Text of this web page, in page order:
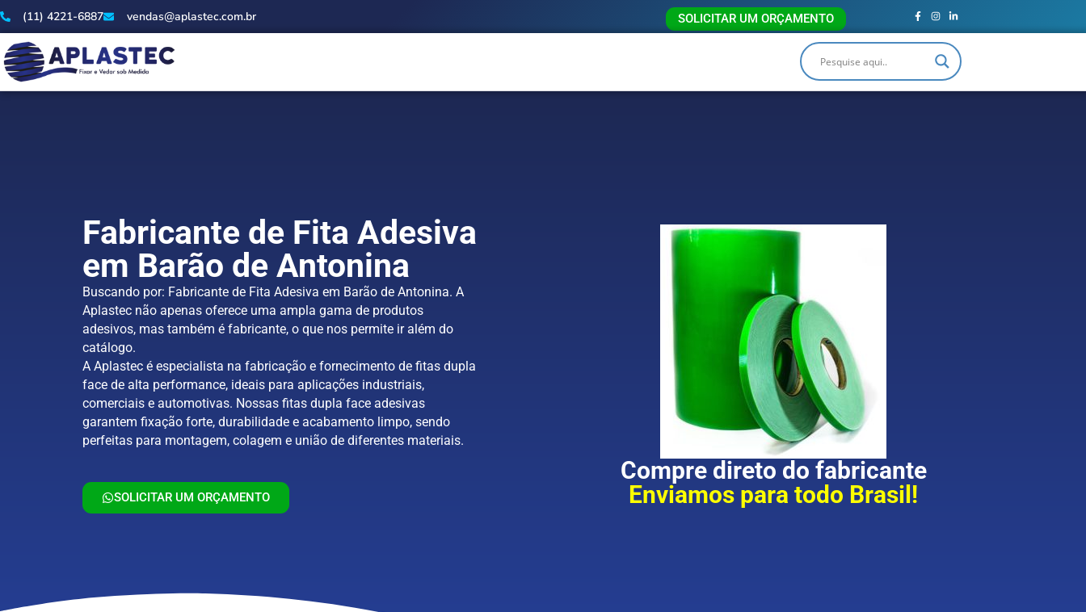
(11) 4221-6887 vendas@aplastec.com.br SOLICITAR UM ORÇAMENTO
Fabricante de Fita Adesiva
em Barão de Antonina
Buscando por: Fabricante de Fita Adesiva em Barão de Antonina. A
Aplastec não apenas oferece uma ampla gama de produtos
adesivos, mas também é fabricante, o que nos permite ir além do
catálogo.
A Aplastec é especialista na fabricação e fornecimento de fitas dupla
face de alta performance, ideais para aplicações industriais,
comerciais e automotivas. Nossas fitas dupla face adesivas
garantem fixação forte, durabilidade e acabamento limpo, sendo
perfeitas para montagem, colagem e união de diferentes materiais.
SOLICITAR UM ORÇAMENTO
Compre direto do fabricante
Enviamos para todo Brasil!